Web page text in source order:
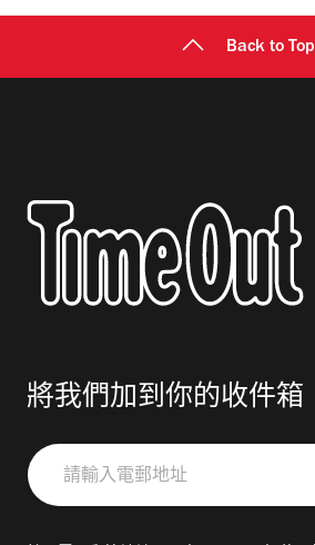
Back to Top
將我們加到你的收件箱
請
輸